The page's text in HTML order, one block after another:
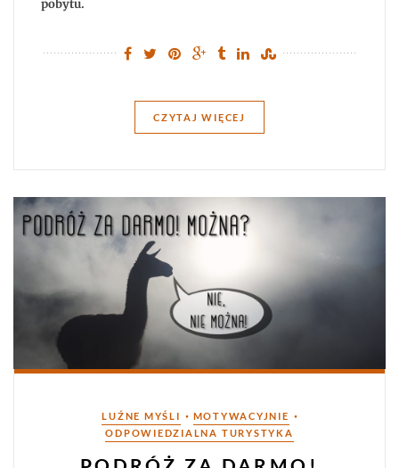
pobytu.
CZYTAJ WIĘCEJ
Kategorie
LUŹNE MYŚLI • MOTYWACYJNIE •
ODPOWIEDZIALNA TURYSTYKA